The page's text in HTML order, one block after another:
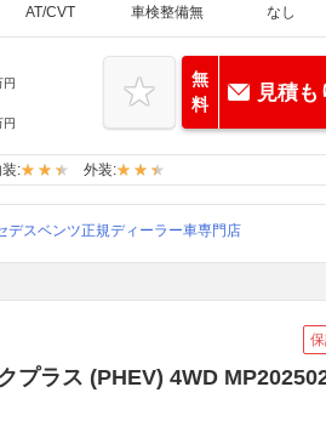
AT/CVT 車検整備無 なし
円
円
無
料
見積も
装: 外装:
スベンツ正規ディーラー車専門店
プラス (PHEV) 4WD